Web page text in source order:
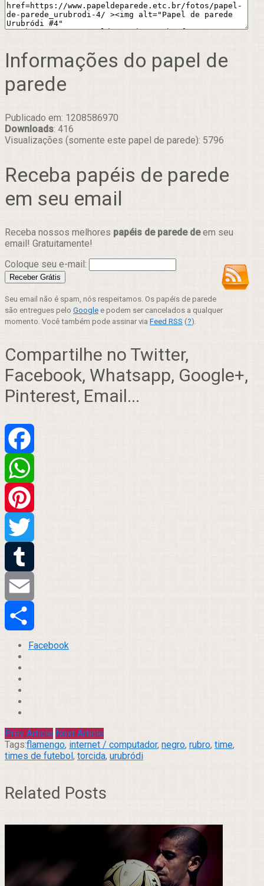
Informações do papel de
parede
Publicado em: 1208586970
Downloads: 416
Visualizações (somente este papel de parede): 5796
Receba papéis de parede
em seu email
Receba nossos melhores papéis de parede deem seu
email! Gratuitamente!
Coloque seu e-mail:
Seu email não é spam, nós respeitamos. Os papéis de parede
são entregues pelo Google e podem ser cancelados a qualquer
momento. Você também pode assinar via Feed RSS (?).
Compartilhe no Twitter,
Facebook, Whatsapp, Google+,
Pinterest, Email...
Facebook
WhatsApp
Pinterest
Twitter
Tumblr
Email
Compartilhar
Facebook
Prev Article Next Article
Tags:flamengo, internet / computador, negro, rubro, time,
times de futebol, torcida, urubródi
Related Posts